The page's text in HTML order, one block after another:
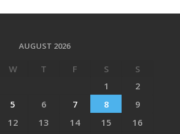
AUGUST 2026
W T F S
S
1
2
5 6 7 8
9
12 13 14 15
16